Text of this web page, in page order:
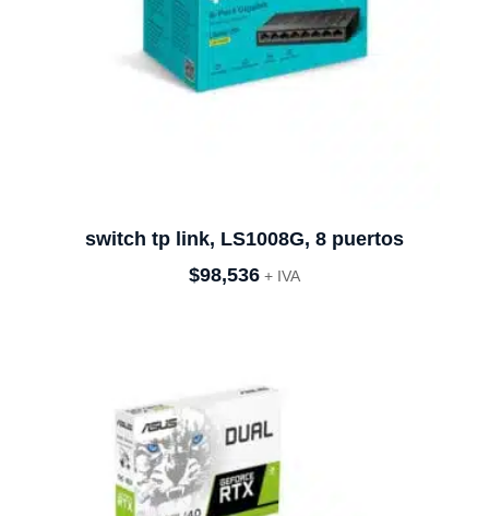
switch tp link, LS1008G, 8 puertos
$98,536 + IVA